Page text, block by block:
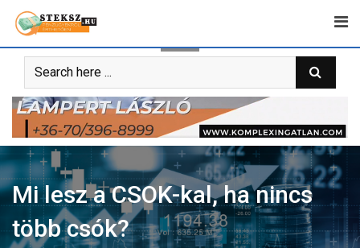
content
Mi lesz a CSOK-kal, ha nincs
több csók?